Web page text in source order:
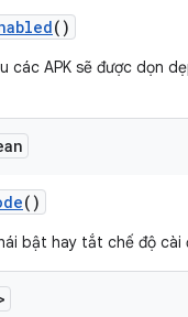
()
các APK sẽ được dọn
()
bật hay tắt chế độ